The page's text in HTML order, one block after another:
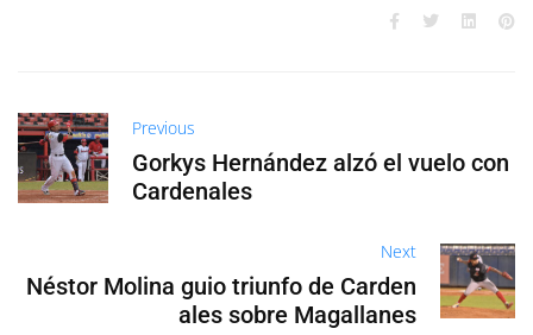
Previous
Gorkys Hernández alzó el vuelo con
Cardenales
Next
Néstor Molina guio triunfo de Carden
ales sobre Magallanes